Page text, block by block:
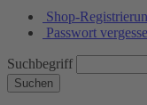
Shop-
Passwort
Suchbegriff
Suchen